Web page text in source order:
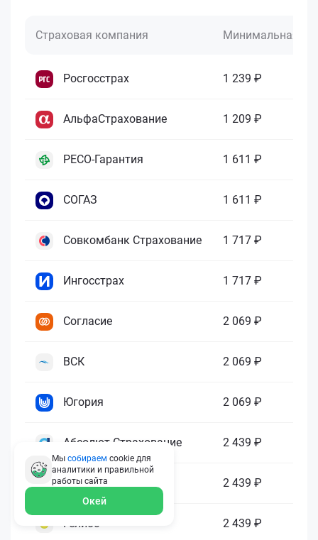
Страховая компания Минимальная
Росгосстрах 1 239 ₽
АльфаСтрахование 1 209 ₽
РЕСО-Гарантия 1 611 ₽
СОГАЗ 1 611 ₽
Совкомбанк Страхование 1 717 ₽
Ингосстрах 1 717 ₽
Согласие 2 069 ₽
ВСК 2 069 ₽
Югория 2 069 ₽
Абсолют Страхование 2 439 ₽
ПАРИ 2 439 ₽
Гелиос 2 439 ₽
Мы собираем cookie для
аналитики и правильной
работы сайта
Окей